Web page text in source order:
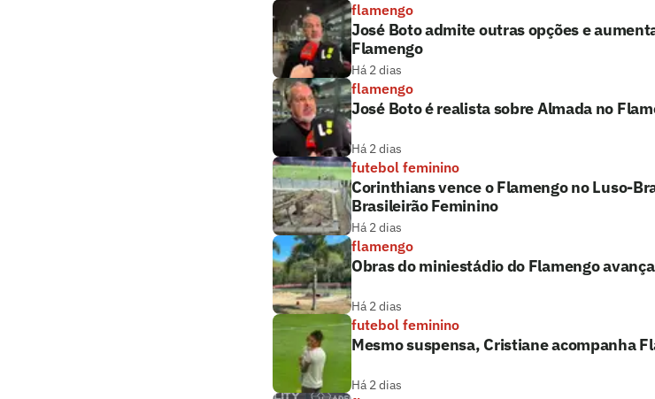
flamengo
José Boto admite outras opções e
Flamengo
Há 2 dias
flamengo
José Boto é realista sobre Almada no
Há 2 dias
futebol feminino
Corinthians vence o Flamengo no Luso-
Brasileirão Feminino
Há 2 dias
flamengo
Obras do miniestádio do Flamengo
Há 2 dias
futebol feminino
Mesmo suspensa, Cristiane acompanha
Há 2 dias